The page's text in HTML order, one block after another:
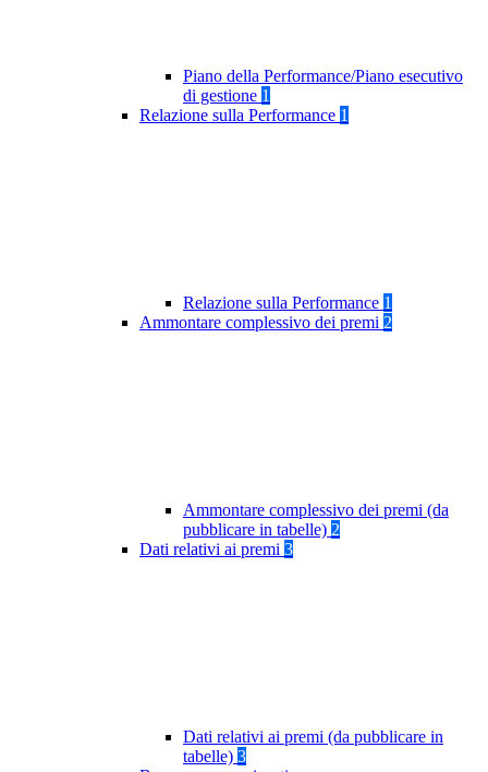
Piano della Performance/Piano esecutivo
di gestione 1
Relazione sulla Performance 1
Relazione sulla Performance 1
Ammontare complessivo dei premi 2
Ammontare complessivo dei premi (da
pubblicare in tabelle) 2
Dati relativi ai premi 3
Dati relativi ai premi (da pubblicare in
tabelle) 3